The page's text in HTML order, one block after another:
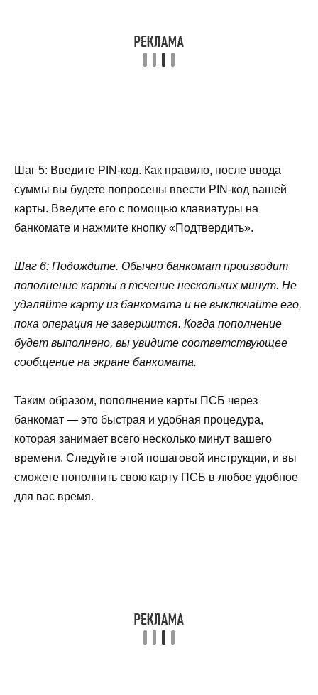
Шаг 5: Введите PIN-код. Как правило, после ввода
суммы вы будете попросены ввести PIN-код вашей
карты. Введите его с помощью клавиатуры на
банкомате и нажмите кнопку «Подтвердить».
Шаг 6: Подождите. Обычно банкомат производит
пополнение карты в течение нескольких минут. Не
удаляйте карту из банкомата и не выключайте его,
пока операция не завершится. Когда пополнение
будет выполнено, вы увидите соответствующее
сообщение на экране банкомата.
Таким образом, пополнение карты ПСБ через
банкомат — это быстрая и удобная процедура,
которая занимает всего несколько минут вашего
времени. Следуйте этой пошаговой инструкции, и вы
сможете пополнить свою карту ПСБ в любое удобное
для вас время.